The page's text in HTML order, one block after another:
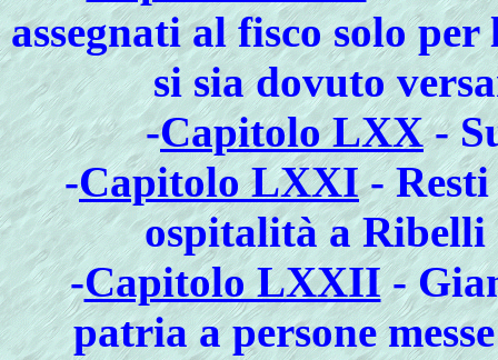
assegnati al fisco solo
si sia dovuto
-Capitolo LXX-
-Capitolo LXXI- Resti
ospitalità a Ribelli
-Capitolo LXXII-
patria a persone